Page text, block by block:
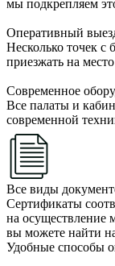
мы подкрепляем
Оперативный
Несколько точек с
приезжать на
Современное
Все палаты и
современной
Все виды
Сертификаты
на осуществление
вы можете найти
Удобные способы